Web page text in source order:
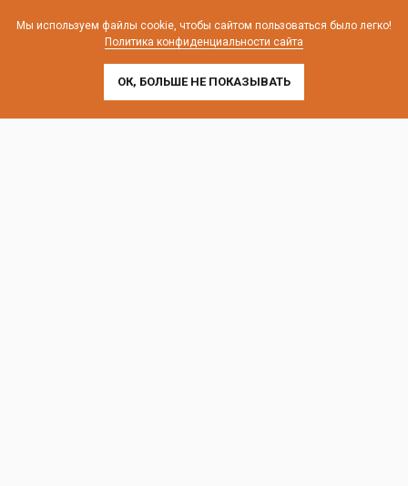
Мы используем файлы cookie, чтобы сайтом пользоваться было легко!
Политика конфиденциальности сайта
ОК, БОЛЬШЕ НЕ ПОКАЗЫВАТЬ